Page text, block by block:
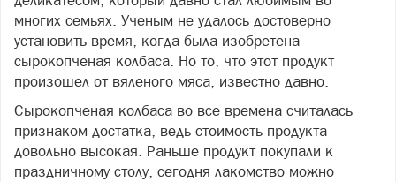
многих семьях. Ученым не удалось достоверно
установить время, когда была изобретена
сырокопченая колбаса. Но то, что этот продукт
произошел от вяленого мяса, известно давно.
Сырокопченая колбаса во все времена считалась
признаком достатка, ведь стоимость продукта
довольно высокая. Раньше продукт покупали к
праздничному столу, сегодня лакомство можно